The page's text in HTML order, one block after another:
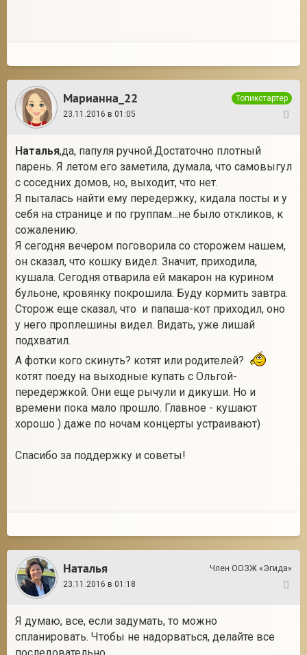
Марианна_22
Топикстартер
23.11.2016 в 01:05
Наталья,да, папуля ручной.Достаточно плотный
парень. Я летом его заметила, думала, что самовыгул
с соседних домов, но, выходит, что нет.
Я пыталась найти ему передержку, кидала посты и у
себя на странице и по группам...не было откликов, к
сожалению.
Я сегодня вечером поговорила со сторожем нашем,
он сказал, что кошку видел. Значит, приходила,
кушала. Сегодня отварила ей макарон на курином
бульоне, кровянку покрошила. Буду кормить завтра.
Сторож еще сказал, что и папаша-кот приходил, оно
у него проплешины видел. Видать, уже лишай
подхватил.
А фотки кого скинуть? котят или родителей?
котят поеду на выходные купать с Ольгой-
передержкой. Они еще рычули и дикуши. Но и
времени пока мало прошло. Главное - кушают
хорошо ) даже по ночам концерты устраивают)
Спасибо за поддержку и советы!
Наталья
Член ООЗЖ «Эгида»
23.11.2016 в 01:18
Я думаю, все, если задумать, то можно
спланировать. Чтобы не надорваться, делайте все